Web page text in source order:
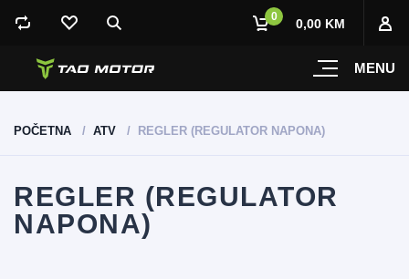
MENU
0 0,00 KM
POČETNA ATV REGLER (REGULATOR NAPONA)
REGLER (REGULATOR
NAPONA)